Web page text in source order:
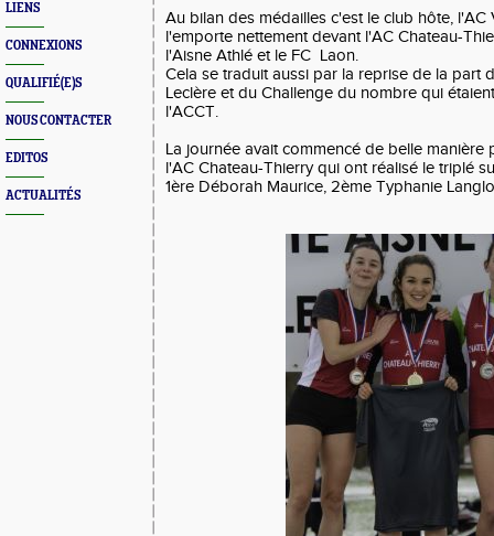
LIENS
CONNEXIONS
QUALIFIÉ(E)S
NOUS CONTACTER
EDITOS
ACTUALITÉS
Au bilan des médailles c'est le club hôte, l'AC
l'emporte nettement devant l'AC Chateau-
l'Aisne Athlé et le FC Laon.
Cela se traduit aussi par la reprise de la part
Leclère et du Challenge du nombre qui
l'ACCT.
La journée avait commencé de belle manière
l'AC Chateau-Thierry qui ont réalisé le triplé
1ère Déborah Maurice, 2ème Typhanie